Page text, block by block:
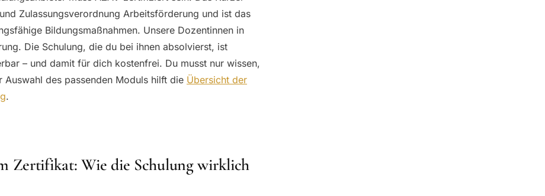
Zulassungsverordnung Arbeitsförderung und ist das
Bildungsmaßnahmen. Unsere Dozentinnen in
Die Schulung, die du bei ihnen absolvierst, ist
– und damit für dich kostenfrei. Du musst nur wissen,
des passenden Moduls hilft die Übersicht der
.
Zertifikat: Wie die Schulung wirklich